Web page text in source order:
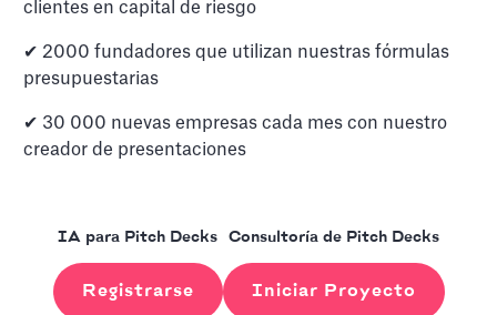
clientes en capital de riesgo
✔ 2000 fundadores que utilizan nuestras fórmulas
presupuestarias
✔ 30 000 nuevas empresas cada mes con nuestro
creador de presentaciones
IA para Pitch Decks
Registrarse
Consultoría de Pitch Decks
Iniciar Proyecto